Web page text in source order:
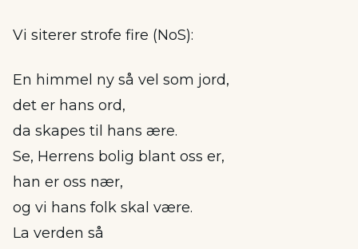
Vi siterer strofe fire (NoS):
En himmel ny så vel som jord,
det er hans ord,
da skapes til hans ære.
Se, Herrens bolig blant oss er,
han er oss nær,
og vi hans folk skal være.
La verden så